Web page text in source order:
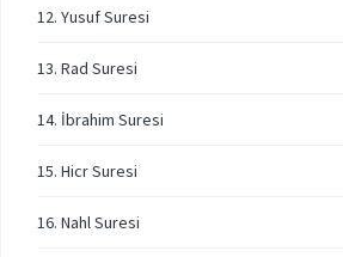
12. Yusuf Suresi
13. Rad Suresi
14. İbrahim Suresi
15. Hicr Suresi
16. Nahl Suresi